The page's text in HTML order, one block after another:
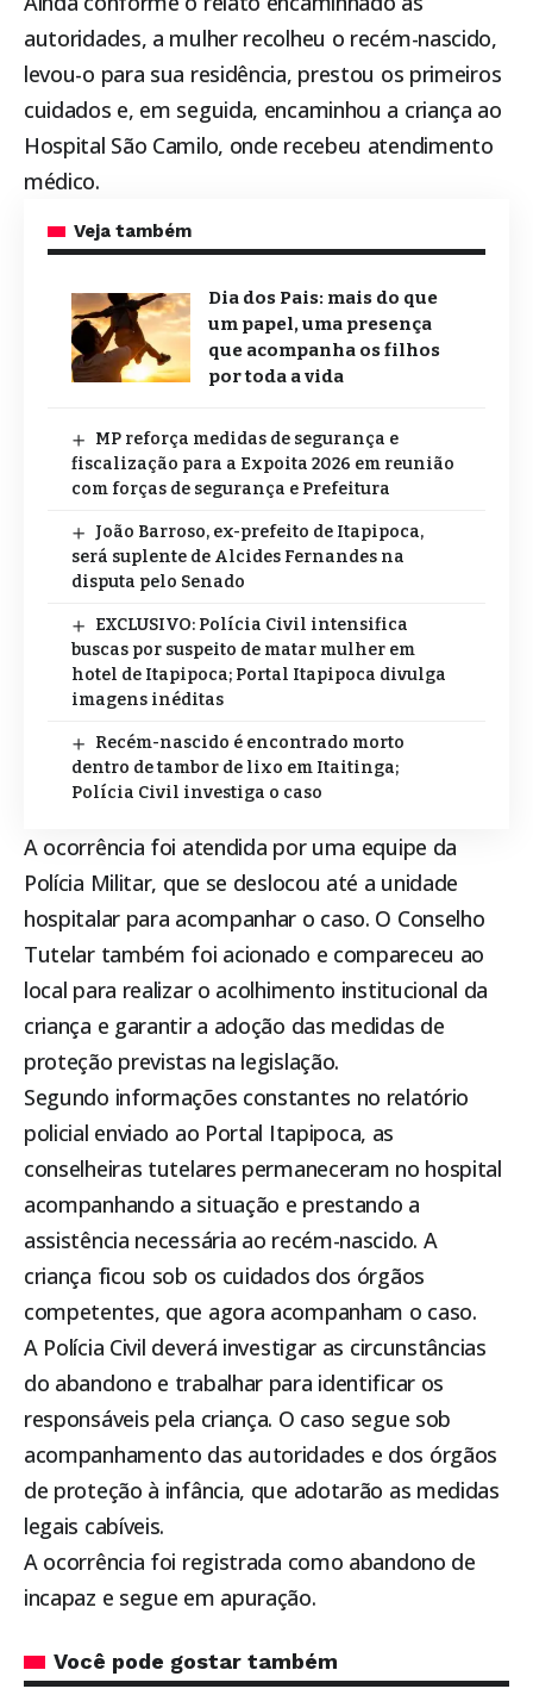
autoridades, a mulher recolheu o recém-nascido,
levou-o para sua residência, prestou os primeiros
cuidados e, em seguida, encaminhou a criança ao
Hospital São Camilo, onde recebeu atendimento
médico.
Veja também
Dia dos Pais: mais do que
um papel, uma presença
que acompanha os filhos
por toda a vida
MP reforça medidas de segurança e
fiscalização para a Expoita 2026 em reunião
com forças de segurança e Prefeitura
João Barroso, ex-prefeito de Itapipoca,
será suplente de Alcides Fernandes na
disputa pelo Senado
EXCLUSIVO: Polícia Civil intensifica
buscas por suspeito de matar mulher em
hotel de Itapipoca; Portal Itapipoca divulga
imagens inéditas
Recém-nascido é encontrado morto
dentro de tambor de lixo em Itaitinga;
Polícia Civil investiga o caso
A ocorrência foi atendida por uma equipe da
Polícia Militar, que se deslocou até a unidade
hospitalar para acompanhar o caso. O Conselho
Tutelar também foi acionado e compareceu ao
local para realizar o acolhimento institucional da
criança e garantir a adoção das medidas de
proteção previstas na legislação.
Segundo informações constantes no relatório
policial enviado ao Portal Itapipoca, as
conselheiras tutelares permaneceram no hospital
acompanhando a situação e prestando a
assistência necessária ao recém-nascido. A
criança ficou sob os cuidados dos órgãos
competentes, que agora acompanham o caso.
A Polícia Civil deverá investigar as circunstâncias
do abandono e trabalhar para identificar os
responsáveis pela criança. O caso segue sob
acompanhamento das autoridades e dos órgãos
de proteção à infância, que adotarão as medidas
legais cabíveis.
A ocorrência foi registrada como abandono de
incapaz e segue em apuração.
Você pode gostar também